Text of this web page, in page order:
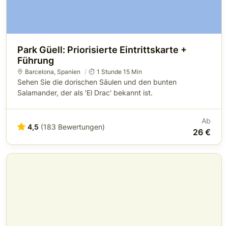
Park Güell: Priorisierte Eintrittskarte +
Führung
Barcelona, Spanien 1 Stunde 15 Min
Sehen Sie die dorischen Säulen und den bunten
Salamander, der als 'El Drac' bekannt ist.
4,5 (183 Bewertungen)
Ab
26 €